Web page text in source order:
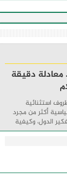
معادلة دقيقة
استثنائية
أكثر من مجرد
الدول، وكيفية
القوة ...